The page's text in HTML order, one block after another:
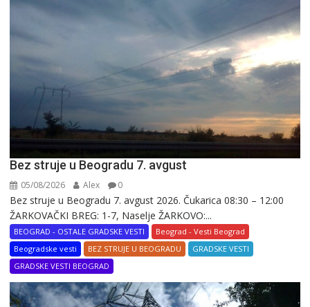
Bez struje u Beogradu 7. avgust
05/08/2026 Alex 0
Bez struje u Beogradu 7. avgust 2026. Čukarica 08:30 – 12:00
ŽARKOVAČKI BREG: 1-7, Naselje ŽARKOVO:...
BEOGRAD - OSTALE GRADSKE VESTI
Beograd - Vesti Beograd
Beogradske vesti
BEZ STRUJE U BEOGRADU
GRADSKE VESTI
GRADSKE VESTI BEOGRAD